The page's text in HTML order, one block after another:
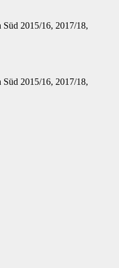
2015/16, 2017/18,
2015/16, 2017/18,